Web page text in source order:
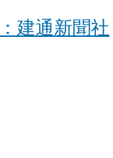
建通新聞社